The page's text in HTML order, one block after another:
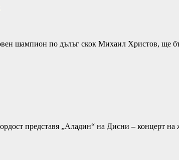
шампион по дълъг скок Михаил Христов, ще
представя „Аладин“ на Дисни – концерт